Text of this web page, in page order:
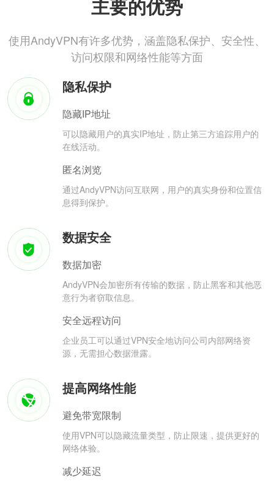
主要的优势
使用AndyVPN有许多优势，涵盖隐私保护、安全性、
访问权限和网络性能等方面
隐私保护
隐藏IP地址
可以隐藏用户的真实IP地址，防止第三方追踪用户的
在线活动。
匿名浏览
通过AndyVPN访问互联网，用户的真实身份和位置信
息得到保护。
数据安全
数据加密
AndyVPN会加密所有传输的数据，防止黑客和其他恶
意行为者窃取信息。
安全远程访问
企业员工可以通过VPN安全地访问公司内部网络资
源，无需担心数据泄露。
提高网络性能
避免带宽限制
使用VPN可以隐藏流量类型，防止限速，提供更好的
网络体验。
减少延迟